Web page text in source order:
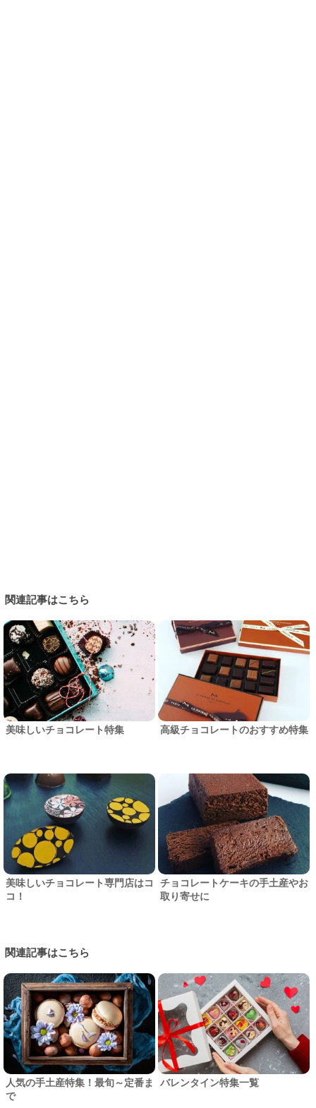
関連記事はこちら
美味しいチョコレート特集 高級チョコレートのおすすめ特集
美味しいチョコレート専門店はコ
コ！
チョコレートケーキの手土産やお
取り寄せに
関連記事はこちら
人気の手土産特集！最旬～定番ま
で
バレンタイン特集一覧